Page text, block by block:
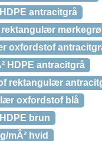
antracitgrå
rektangulær
oxfordstof
HDPE antracitgrå
rektangulær
oxfordstof blå
brun
mÂ² hvid